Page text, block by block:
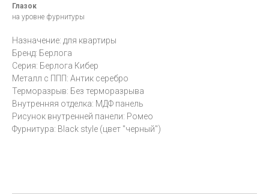
Глазок
на уровне фурнитуры
Назначение: для квартиры
Бренд: Берлога
Серия: Берлога Кибер
Металл с ППП: Антик серебро
Терморазрыв: Без терморазрыва
Внутренняя отделка: МДФ панель
Рисунок внутренней панели: Ромео
Фурнитура: Black style (цвет "черный")